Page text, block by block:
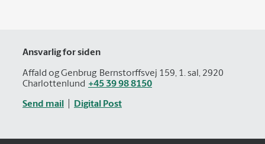
Ansvarlig for siden
Affald og Genbrug Bernstorffsvej 159, 1. sal, 2920
Charlottenlund +45 39 98 8150
Send mail Digital Post